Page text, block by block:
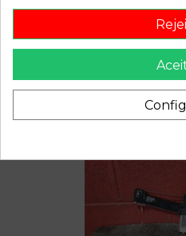
Recambio de bomba freno
90 dynamic referencia OEM
Também